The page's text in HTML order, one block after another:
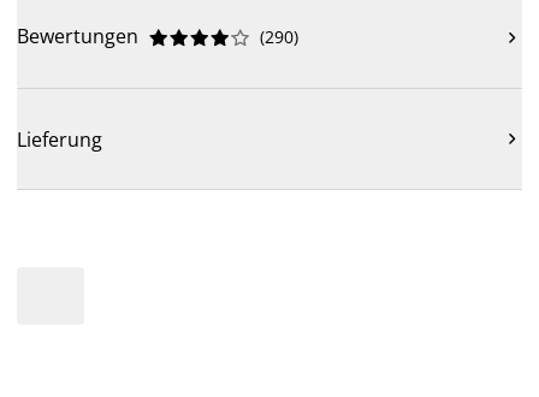
Bewertungen 




 (290) 
Lieferung 